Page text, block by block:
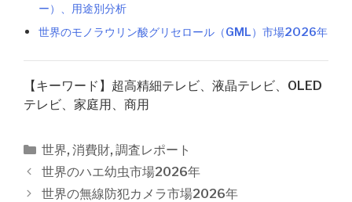
ー）、用途別分析
世界のモノラウリン酸グリセロール（GML）市場2026年
【キーワード】超高精細テレビ、液晶テレビ、OLED
テレビ、家庭用、商用
カ
テ
ゴ
世界, 消費財, 調査レポート
投
稿
世界のハエ幼虫市場2026年
世界の無線防犯カメラ市場2026年